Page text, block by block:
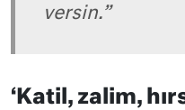
versin.”
‘Katil, zalim,